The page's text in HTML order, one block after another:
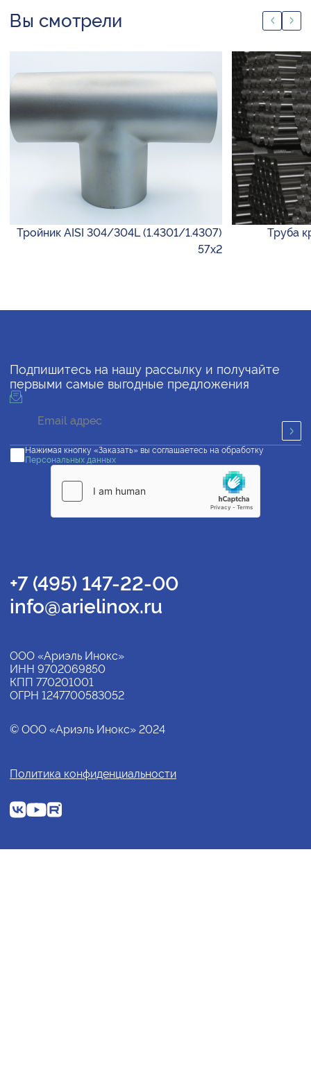
Вы смотрели
Тройник AISI 304/304L (1.4301/1.4307)
57х2
Труба
Подпишитесь на нашу рассылку и получайте
первыми самые выгодные предложения
Нажимая кнопку «Заказать» вы соглашаетесь на обработку
Персональных данных
+7 (495) 147-22-00
info@arielinox.ru
ООО «Ариэль Инокс»
ИНН 9702069850
КПП 770201001
ОГРН 1247700583052
© ООО «Ариэль Инокс» 2024
Политика конфиденциальности